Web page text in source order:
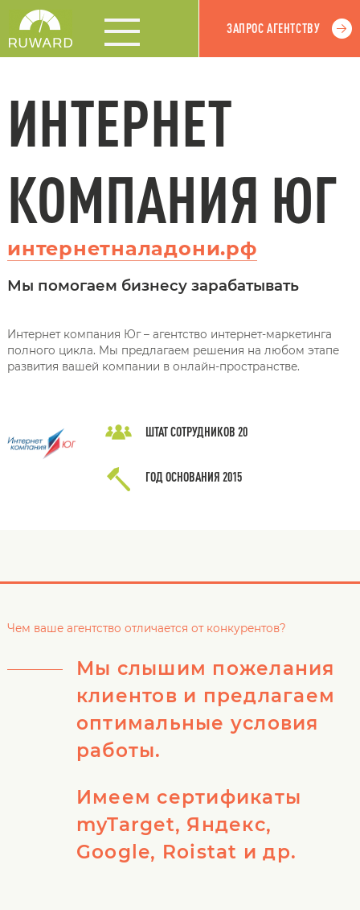
ЗАПРОС АГЕНТСТВУ
ИНТЕРНЕТ
КОМПАНИЯ ЮГ
интернетналадони.рф
Мы помогаем бизнесу зарабатывать
Интернет компания Юг – агентство интернет-маркетинга
полного цикла. Мы предлагаем решения на любом этапе
развития вашей компании в онлайн-пространстве.
ШТАТ СОТРУДНИКОВ 20
ГОД ОСНОВАНИЯ 2015
Чем ваше агентство отличается от конкурентов?
Мы слышим пожелания
клиентов и предлагаем
оптимальные условия
работы.
Имеем сертификаты
myTarget, Яндекс,
Google, Roistat и др.